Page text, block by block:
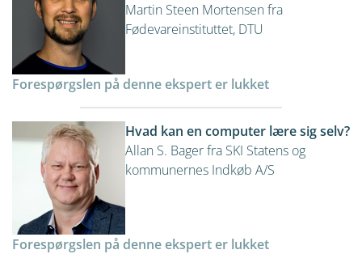
Martin Steen Mortensen fra
Fødevareinstituttet, DTU
Forespørgslen på denne ekspert er lukket
Hvad kan en computer lære sig selv?
Allan S. Bager fra SKI Statens og
kommunernes Indkøb A/S
Forespørgslen på denne ekspert er lukket